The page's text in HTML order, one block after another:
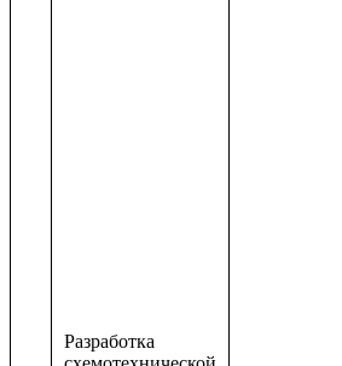
Разработка